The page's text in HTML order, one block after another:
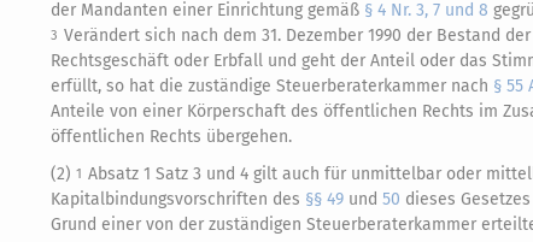
der Mandanten einer Einrichtung gemäß § 4 Nr. 3, 7 und 8
3 Verändert sich nach dem 31. Dezember 1990 der Bestand der
Rechtsgeschäft oder Erbfall und geht der Anteil oder das
erfüllt, so hat die zuständige Steuerberaterkammer nach § 55
Anteile von einer Körperschaft des öffentlichen Rechts im
öffentlichen Rechts übergehen.
(2) 1 Absatz 1 Satz 3 und 4 gilt auch für unmittelbar oder
Kapitalbindungsvorschriften des §§ 49 und 50 dieses
Grund einer von der zuständigen Steuerberaterkammer